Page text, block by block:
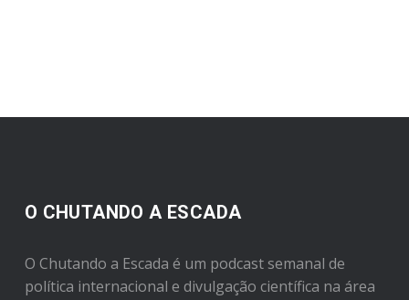
O CHUTANDO A ESCADA
O Chutando a Escada é um podcast semanal de
política internacional e divulgação científica na área